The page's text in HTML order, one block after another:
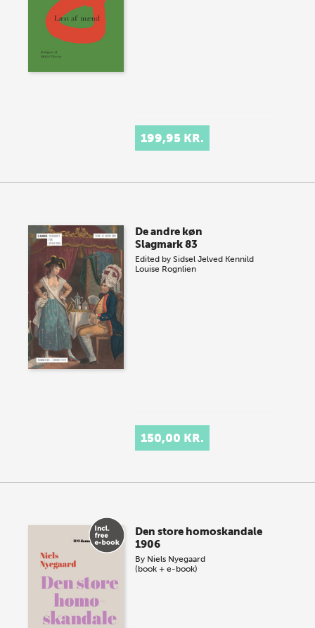
199,95 KR.
De andre køn
Slagmark 83
Edited bySidsel Jelved Kennild
Louise Rognlien
150,00 KR.
Den store homoskandale
1906
By Niels Nyegaard
(book + e-book)